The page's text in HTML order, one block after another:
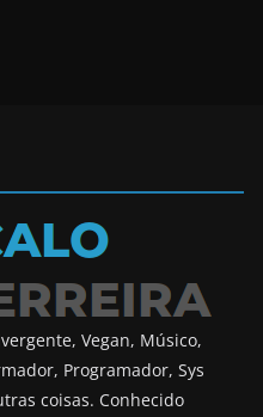
Vegan, Músico,
Programador, Sys
coisas. Conhecido